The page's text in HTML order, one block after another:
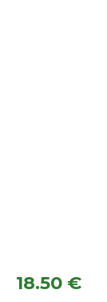
18.50 €